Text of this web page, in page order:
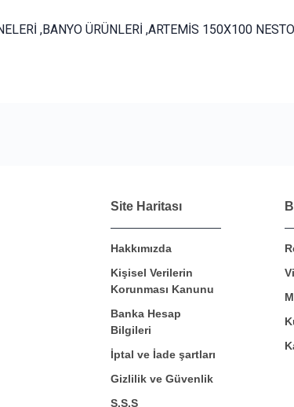
,BANYO ÜRÜNLERİ ,ARTEMİS 150X100
Site Haritası
Hakkımızda
Kişisel Verilerin
Korunması Kanunu
Banka Hesap
Bilgileri
İptal ve İade şartları
Gizlilik ve Güvenlik
S.S.S